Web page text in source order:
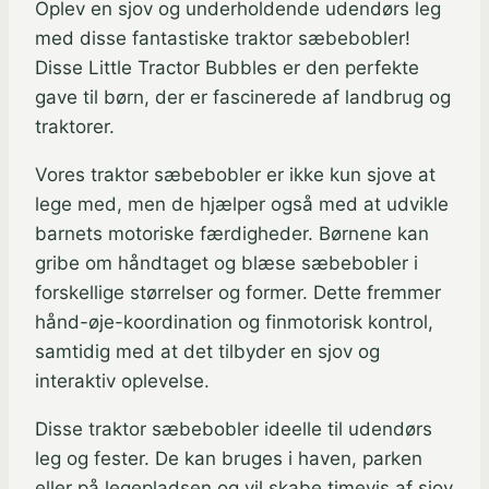
Oplev en sjov og underholdende udendørs leg
med disse fantastiske traktor sæbebobler!
Disse Little Tractor Bubbles er den perfekte
gave til børn, der er fascinerede af landbrug og
traktorer.
Vores traktor sæbebobler er ikke kun sjove at
lege med, men de hjælper også med at udvikle
barnets motoriske færdigheder. Børnene kan
gribe om håndtaget og blæse sæbebobler i
forskellige størrelser og former. Dette fremmer
hånd-øje-koordination og finmotorisk kontrol,
samtidig med at det tilbyder en sjov og
interaktiv oplevelse.
Disse traktor sæbebobler ideelle til udendørs
leg og fester. De kan bruges i haven, parken